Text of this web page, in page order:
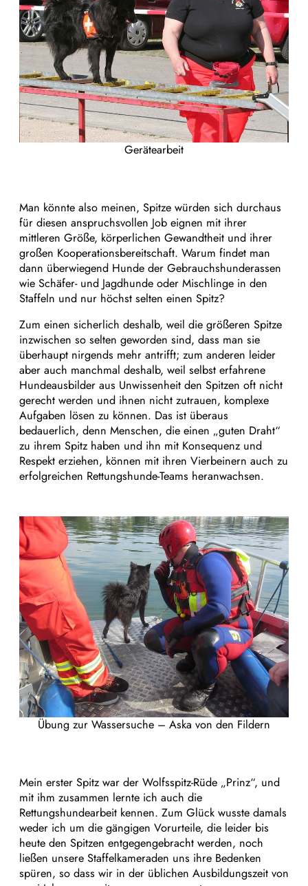
Gerätearbeit
Man könnte also meinen, Spitze würden sich durchaus
für diesen anspruchsvollen Job eignen mit ihrer
mittleren Größe, körperlichen Gewandtheit und ihrer
großen Kooperationsbereitschaft. Warum findet man
dann überwiegend Hunde der Gebrauchshunderassen
wie Schäfer- und Jagdhunde oder Mischlinge in den
Staffeln und nur höchst selten einen Spitz?
Zum einen sicherlich deshalb, weil die größeren Spitze
inzwischen so selten geworden sind, dass man sie
überhaupt nirgends mehr antrifft; zum anderen leider
aber auch manchmal deshalb, weil selbst erfahrene
Hundeausbilder aus Unwissenheit den Spitzen oft nicht
gerecht werden und ihnen nicht zutrauen, komplexe
Aufgaben lösen zu können. Das ist überaus
bedauerlich, denn Menschen, die einen „guten Draht“
zu ihrem Spitz haben und ihn mit Konsequenz und
Respekt erziehen, können mit ihren Vierbeinern auch zu
erfolgreichen Rettungshunde-Teams heranwachsen.
Übung zur Wassersuche – Aska von den Fildern
Mein erster Spitz war der Wolfsspitz-Rüde „Prinz“, und
mit ihm zusammen lernte ich auch die
Rettungshundearbeit kennen. Zum Glück wusste damals
weder ich um die gängigen Vorurteile, die leider bis
heute den Spitzen entgegengebracht werden, noch
ließen unsere Staffelkameraden uns ihre Bedenken
spüren, so dass wir in der üblichen Ausbildungszeit von